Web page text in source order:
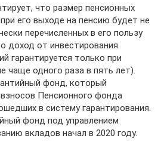
что размер пенсионных
его выходе на пенсию будет не
перечисленных в его пользу
доход от инвестирования
гарантируется только при
чаще одного раза в пять лет).
фонд, который
Пенсионного фонда
в систему гарантирования.
фонд под управлением
вкладов начал в 2020 году.